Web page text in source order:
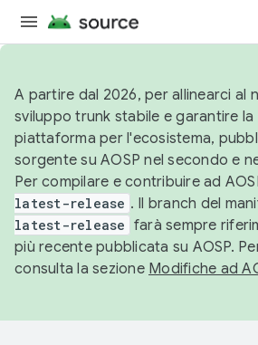
A partire dal 2026, per allinearci al
sviluppo trunk stabile e garantire la
piattaforma per l'ecosistema,
sorgente su AOSP nel secondo e
Per compilare e contribuire ad
latest-release . Il branch del
latest-release farà sempre
più recente pubblicata su AOSP.
consulta la sezione Modifiche ad